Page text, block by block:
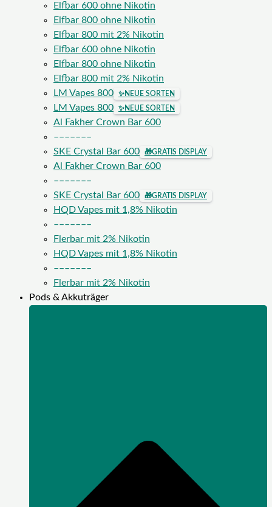
Elfbar 600 ohne Nikotin
Elfbar 800 ohne Nikotin
Elfbar 800 mit 2% Nikotin
Elfbar 600 ohne Nikotin
Elfbar 800 ohne Nikotin
Elfbar 800 mit 2% Nikotin
LM Vapes 800
✨NEUE SORTEN
LM Vapes 800 ✨NEUE SORTEN
Al Fakher Crown Bar 600
–––––––
SKE Crystal Bar 600
🎁GRATIS DISPLAY
Al Fakher Crown Bar 600
–––––––
SKE Crystal Bar 600
🎁GRATIS DISPLAY
HQD Vapes mit 1,8% Nikotin
–––––––
Flerbar mit 2% Nikotin
HQD Vapes mit 1,8% Nikotin
–––––––
Flerbar mit 2% Nikotin
Pods & Akkuträger